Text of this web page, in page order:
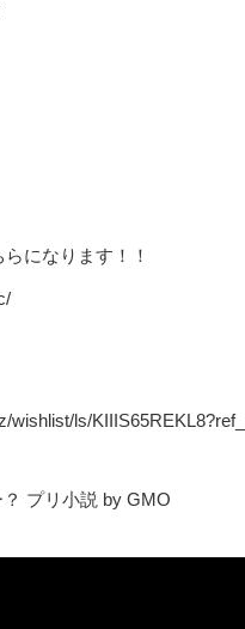
になります！！
wishlist/ls/
プリ小説 by GMO